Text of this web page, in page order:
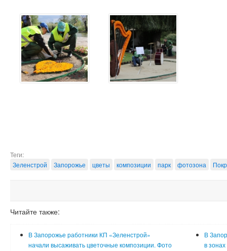
Теги:
Зеленстрой
Запорожье цветы композиции парк фотозона
Читайте также:
В Запорожье работники КП «Зеленстрой»
начали высаживать цветочные композиции. Фото
В
в